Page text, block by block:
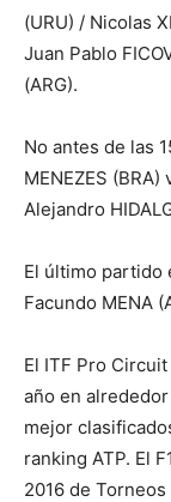
(URU) / Nicolas
Juan Pablo
(ARG).
No antes de las
MENEZES
Alejandro
El último partido
Facundo MENA
El ITF Pro
año en
mejor
ranking ATP. El
2016 de